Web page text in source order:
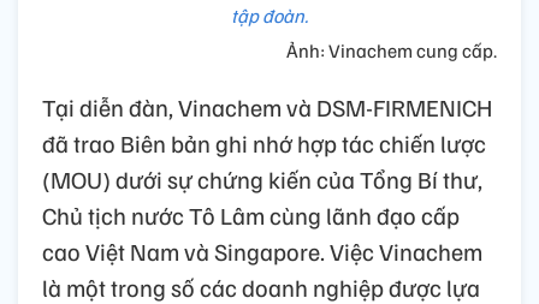
tập đoàn.
Ảnh: Vinachem cung cấp.
Tại diễn đàn, Vinachem và DSM-FIRMENICH
đã trao Biên bản ghi nhớ hợp tác chiến lược
(MOU) dưới sự chứng kiến của Tổng Bí thư,
Chủ tịch nước Tô Lâm cùng lãnh đạo cấp
cao Việt Nam và Singapore. Việc Vinachem
là một trong số các doanh nghiệp được lựa